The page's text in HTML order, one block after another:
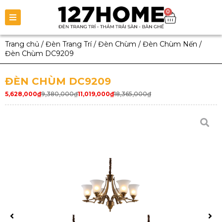
0
Trang chủ / Đèn Trang Trí/ Đèn Chùm / Đèn Chùm Nến /
Đèn Chùm DC9209
ĐÈN CHÙM DC9209
9,380,000₫
5,628,000₫ 18,365,000₫
11,019,000₫